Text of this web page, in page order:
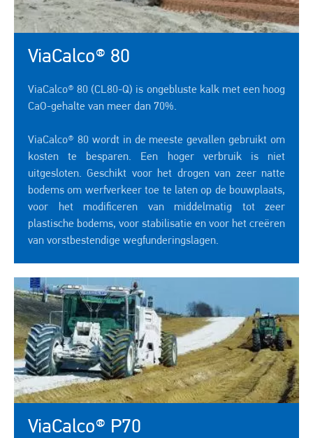
ViaCalco® 80
ViaCalco® 80 (CL80-Q) is ongebluste kalk met een hoog
CaO-gehalte van meer dan 70%.
ViaCalco® 80 wordt in de meeste gevallen gebruikt om
kosten te besparen. Een hoger verbruik is niet
uitgesloten. Geschikt voor het drogen van zeer natte
bodems om werfverkeer toe te laten op de bouwplaats,
voor het modificeren van middelmatig tot zeer
plastische bodems, voor stabilisatie en voor het creëren
van vorstbestendige wegfunderingslagen.
ViaCalco® P70